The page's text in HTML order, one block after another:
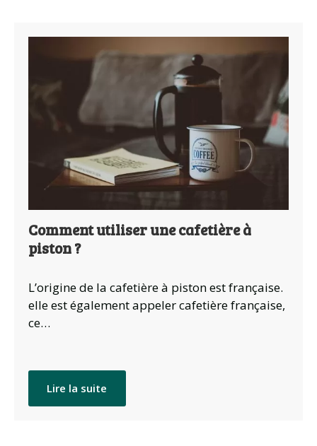
Comment utiliser une cafetière à
piston ?
L’origine de la cafetière à piston est française.
elle est également appeler cafetière française,
ce…
Lire la suite